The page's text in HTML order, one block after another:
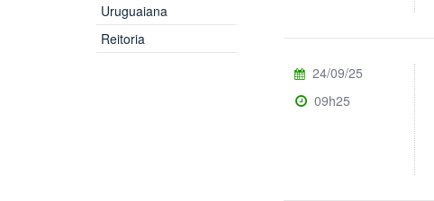
Uruguaiana
Reitoria
24/09/25
09h25